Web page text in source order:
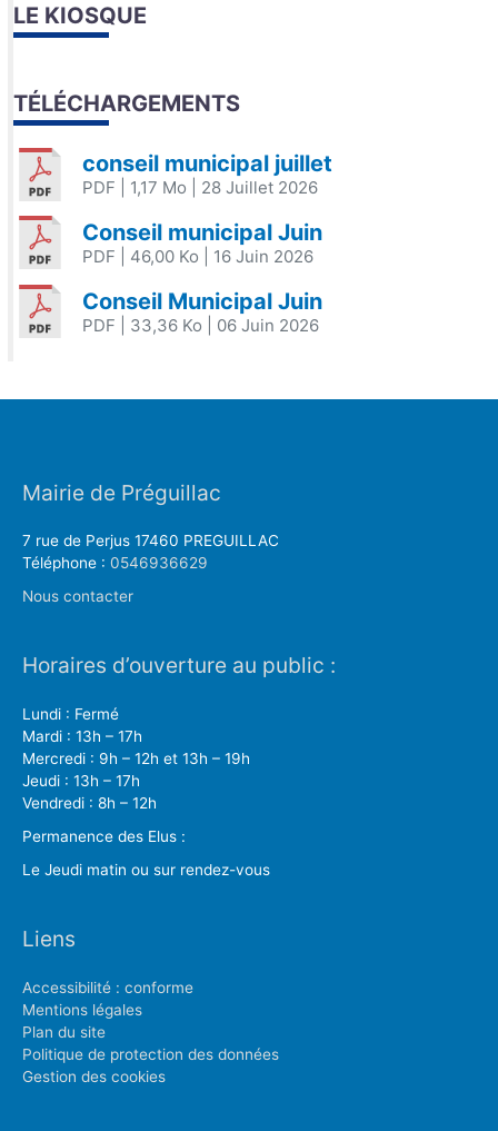
LE KIOSQUE
TÉLÉCHARGEMENTS
conseil municipal juillet
PDF | 1,17 Mo | 28 Juillet 2026
Conseil municipal Juin
PDF | 46,00 Ko | 16 Juin 2026
Conseil Municipal Juin
PDF | 33,36 Ko | 06 Juin 2026
Mairie de Préguillac
7 rue de Perjus 17460 PREGUILLAC
Téléphone : 0546936629
Nous contacter
Horaires d’ouverture au public :
Lundi : Fermé
Mardi : 13h – 17h
Mercredi : 9h – 12h et 13h – 19h
Jeudi : 13h – 17h
Vendredi : 8h – 12h
Permanence des Elus :
Le Jeudi matin ou sur rendez-vous
Liens
Accessibilité : conforme
Mentions légales
Plan du site
Politique de protection des données
Gestion des cookies